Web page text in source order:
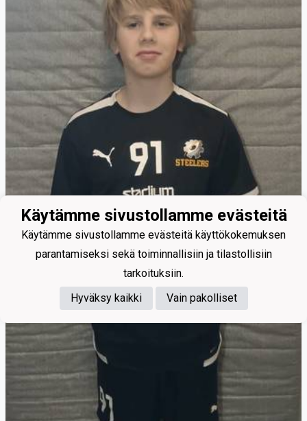
Käytämme sivustollamme evästeitä
Käytämme sivustollamme evästeitä käyttökokemuksen
parantamiseksi sekä toiminnallisiin ja tilastollisiin
tarkoituksiin.
Hyväksy kaikki
Vain pakolliset